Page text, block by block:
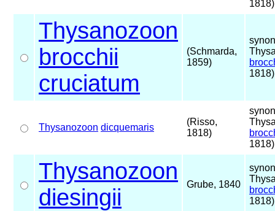
1818)
Thysanozoon
brocchii
cruciatum
(Schmarda,
1859)
1818)
Thysanozoon dicquemaris
(Risso,
1818)
1818)
Thysanozoon
diesingii
Grube, 1840
1818)